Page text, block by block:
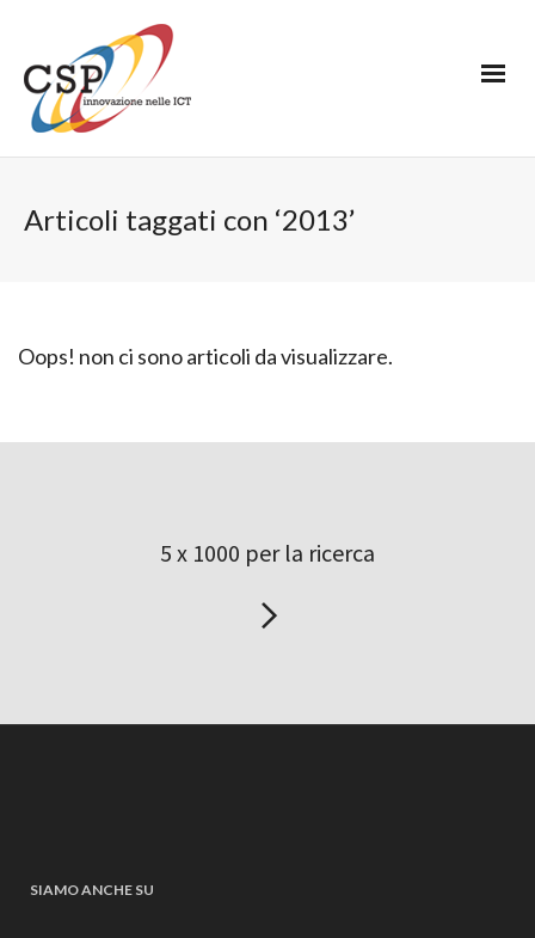
Articoli taggati con ‘2013’
Oops! non ci sono articoli da visualizzare.
5 x 1000 per la ricerca
SIAMO ANCHE SU